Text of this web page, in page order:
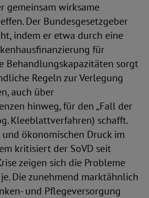
gemeinsam wirksame
Der Bundesgesetzgeber
indem er etwa durch eine
für
Behandlungskapazitäten sorgt
Regeln zur Verlegung
auch über
hinweg, für den „Fall der
Kleeblattverfahren) schafft.
ökonomischen Druck im
kritisiert der SoVD seit
zeigen sich die Probleme
Die zunehmend marktähnlich
und Pflegeversorgung